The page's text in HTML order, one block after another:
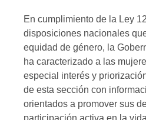
En cumplimiento de la Ley
disposiciones nacionales
equidad de género, la
ha caracterizado a las
especial interés y
de esta sección con
orientados a promover sus
participación activa en la